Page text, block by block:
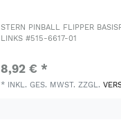
STERN PINBALL FLIPPER
LINKS #515-6617-01
8,92 € *
* INKL. GES. MWST. ZZGL.